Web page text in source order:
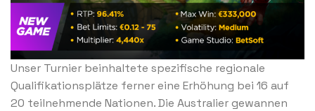
Unser Turnier beinhaltete spezifische regionale
Qualifikationsplätze ferner eine Erhöhung bei 16 auf
20 teilnehmende Nationen. Die Australier gewannen